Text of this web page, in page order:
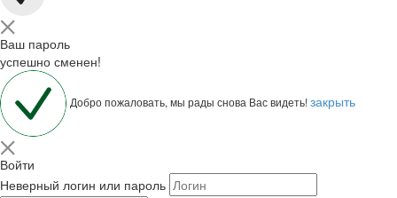
Ваш пароль
успешно сменен!
Добро пожаловать, мы рады снова Вас видеть!закрыть
Войти
Неверный логин или пароль